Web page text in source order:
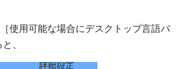
使用可能な場合にデスクトップ言語バ
、